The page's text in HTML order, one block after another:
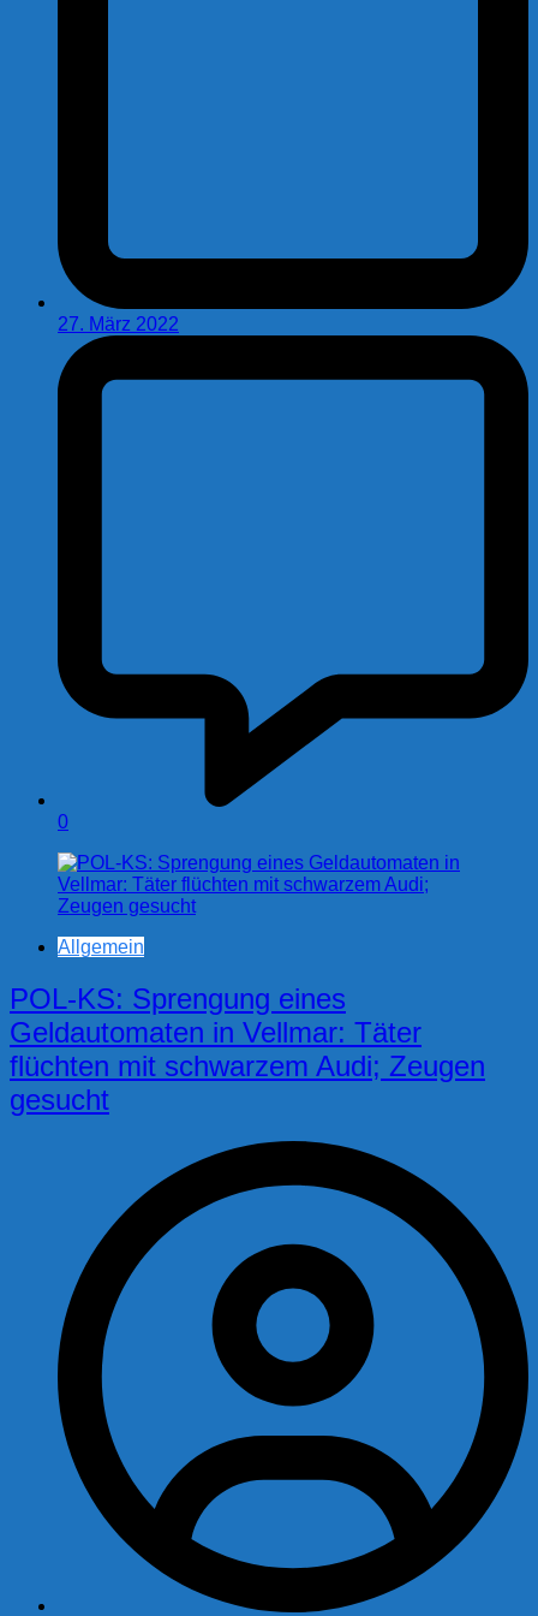
27. März 2022
0
Allgemein
POL-KS: Sprengung eines
Geldautomaten in Vellmar: Täter
flüchten mit schwarzem Audi; Zeugen
gesucht